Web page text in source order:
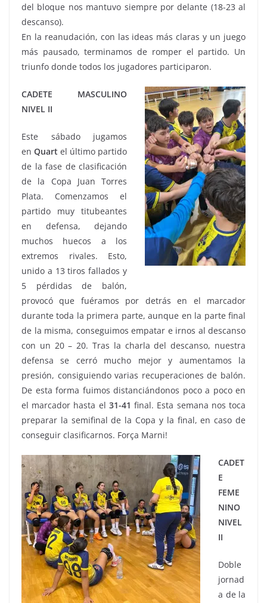
del bloque nos mantuvo siempre por delante (18-23 al
descanso).
En la reanudación, con las ideas más claras y un juego
más pausado, terminamos de romper el partido. Un
triunfo donde todos los jugadores participaron.
CADETE MASCULINO
NIVEL II
Este sábado jugamos
en Quart el último partido
de la fase de clasificación
de la Copa Juan Torres
Plata. Comenzamos el
partido muy titubeantes
en defensa, dejando
muchos huecos a los
extremos rivales. Esto,
unido a 13 tiros fallados y
5 pérdidas de balón,
provocó que fuéramos por detrás en el marcador
durante toda la primera parte, aunque en la parte final
de la misma, conseguimos empatar e irnos al descanso
con un 20 – 20. Tras la charla del descanso, nuestra
defensa se cerró mucho mejor y aumentamos la
presión, consiguiendo varias recuperaciones de balón.
De esta forma fuimos distanciándonos poco a poco en
el marcador hasta el 31-41 final. Esta semana nos toca
preparar la semifinal de la Copa y la final, en caso de
conseguir clasificarnos. Força Marni!
CADET
E
FEME
NINO
NIVEL
II
Doble
jornad
a de la